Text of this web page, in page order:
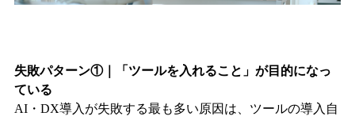
失敗パターン①｜「ツールを入れること」が目的になっ
ている
AI・DX導入が失敗する最も多い原因は、ツールの導入自